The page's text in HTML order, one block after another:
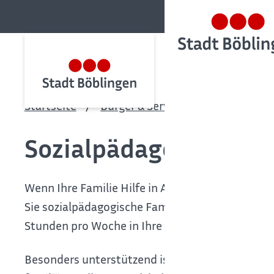
Startseite Bürger & Service
Sozialpädagogische
Wenn Ihre Familie Hilfe in Alltagsfragen
Sie sozialpädagogische Familienhilfe beantragen.
Stunden pro Woche in Ihre Familie. Die Hilfe
Besonders unterstützend ist die